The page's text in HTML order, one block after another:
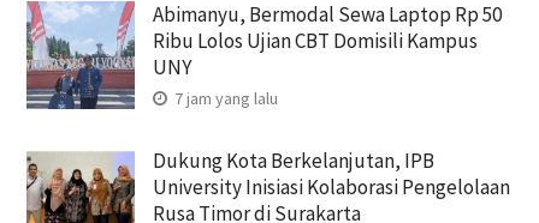
Abimanyu, Bermodal Sewa Laptop Rp 50
Ribu Lolos Ujian CBT Domisili Kampus
UNY
7 jam yang lalu
Dukung Kota Berkelanjutan, IPB
University Inisiasi Kolaborasi Pengelolaan
Rusa Timor di Surakarta